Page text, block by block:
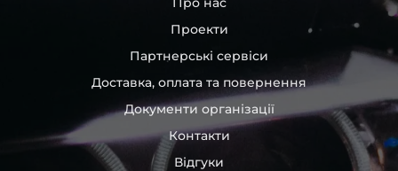
території України. А ще розрахунок у будь-який
зручний спосіб.
Проекти
Партнерські сервіси
Доставка, оплата та повернення
Документи організації
Контакти
Відгуки